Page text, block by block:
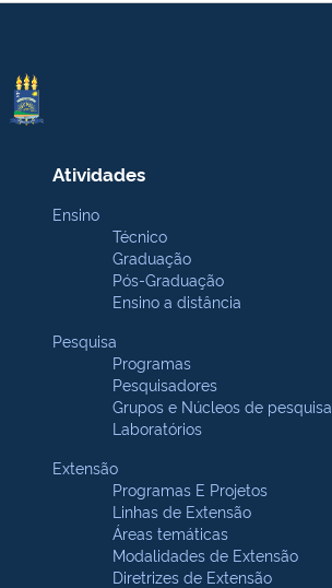
Atividades
Ensino
Técnico
Graduação
Pós-Graduação
Ensino a distância
Pesquisa
Programas
Pesquisadores
Grupos e Núcleos de pesquisa
Laboratórios
Extensão
Programas E Projetos
Linhas de Extensão
Áreas temáticas
Modalidades de Extensão
Diretrizes de Extensão